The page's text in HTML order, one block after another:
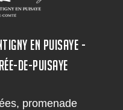
EN PUISAYE -
DE-PUISAYE
promenade